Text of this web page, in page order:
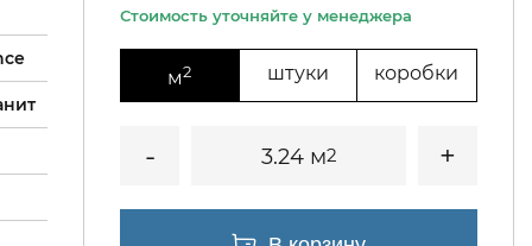
м2 штуки коробки
3.24 м2